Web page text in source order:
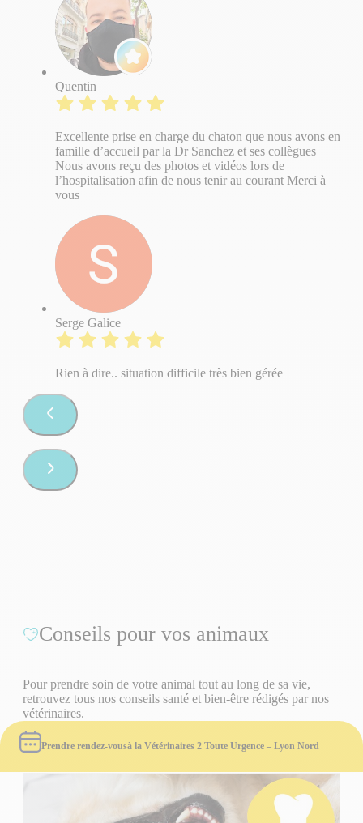
Prendre rendez-vousà la Vétérinaires 2 Toute Urgence – Lyon Nord
Quentin
Excellente prise en charge du chaton que nous avons en
famille d’accueil par la Dr Sanchez et ses collègues
Nous avons reçu des photos et vidéos lors de
l’hospitalisation afin de nous tenir au courant Merci à
vous
Serge Galice
Rien à dire.. situation difficile très bien gérée
Conseils pour vos animaux
Pour prendre soin de votre animal tout au long de sa vie,
retrouvez tous nos conseils santé et bien-être rédigés par nos
vétérinaires.
Tous nos conseils